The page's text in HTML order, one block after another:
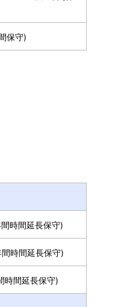
保守)
時間延長保守)
時間延長保守)
間延長保守)